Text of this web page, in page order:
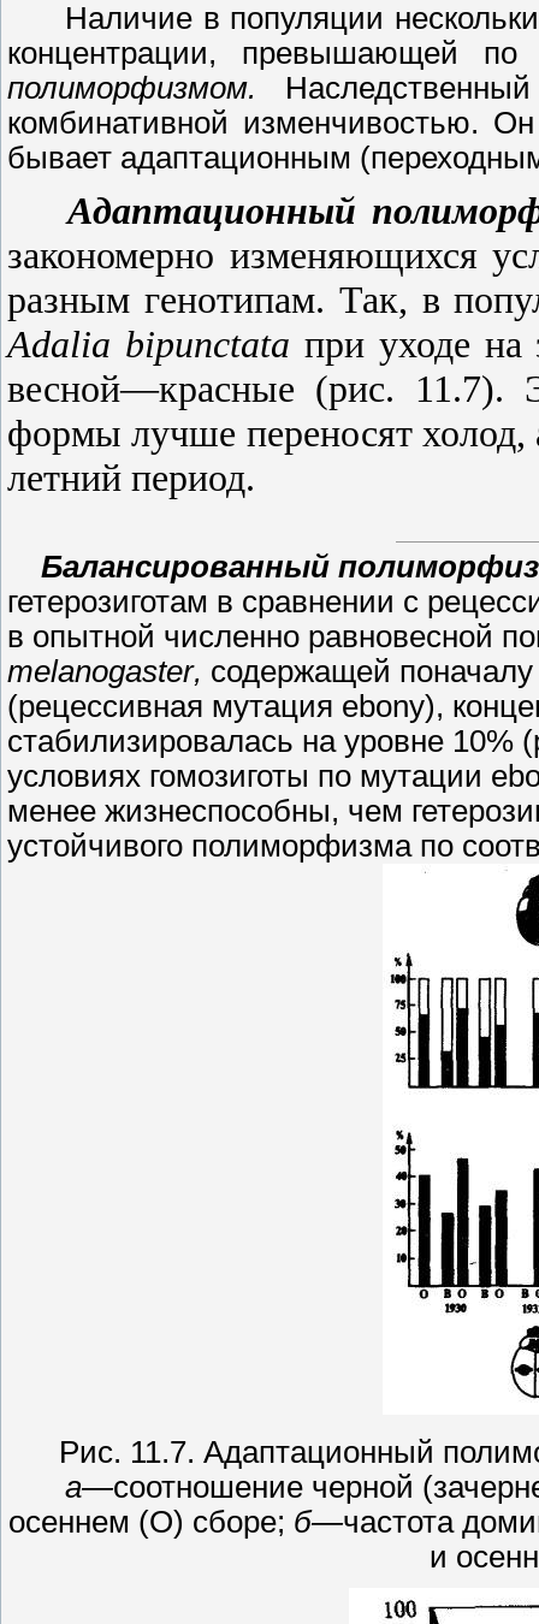
Наличие в популяции
концентрации, превышающей
полиморфизмом.
комбинативной изменчивостью.
бывает адаптационным
Адаптационный
закономерно изменяющихся
разным генотипам. Так, в
Adalia bipunctata при уходе
весной—красные (рис. 11.7).
формы лучше переносят холод,
летний период.
Балансированный
гетерозиготам в сравнении с
в опытной численно равновесной
melanogaster, содержащей
(рецессивная мутация ebony),
стабилизировалась на уровне 10%
условиях гомозиготы по мутации
менее жизнеспособны, чем
устойчивого полиморфизма по
Рис. 11.7. Адаптационный
а—соотношение черной
осеннем (О) сборе; б—частота
и